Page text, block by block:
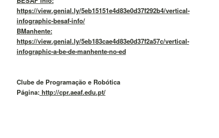
https://view.genial.ly/5eb15151e4d83e0d37f292b4/vertical-
infographic-besaf-info/
BManhente:
https://view.genial.ly/5eb183cae4d83e0d37f2a57c/vertical-
infographic-a-be-de-manhente-no-ed
Clube de Programação e Robótica
Página:http://cpr.aeaf.edu.pt/